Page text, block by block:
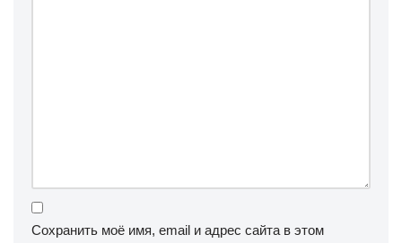
Сохранить моё имя, email и адрес сайта в этом